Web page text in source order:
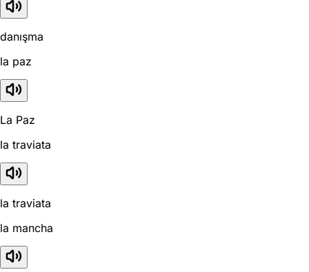
danışma
la paz
La Paz
la traviata
la traviata
la mancha